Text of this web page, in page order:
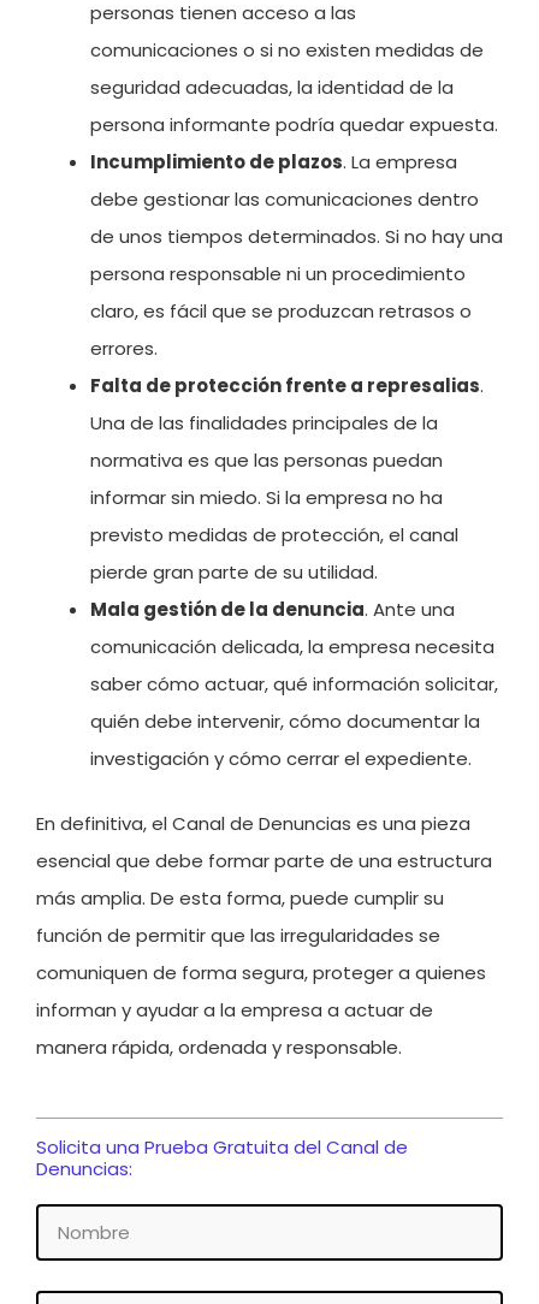
personas tienen acceso a las
comunicaciones o si no existen medidas de
seguridad adecuadas, la identidad de la
persona informante podría quedar expuesta.
Incumplimiento de plazos. La empresa
debe gestionar las comunicaciones dentro
de unos tiempos determinados. Si no hay una
persona responsable ni un procedimiento
claro, es fácil que se produzcan retrasos o
errores.
Falta de protección frente a represalias.
Una de las finalidades principales de la
normativa es que las personas puedan
informar sin miedo. Si la empresa no ha
previsto medidas de protección, el canal
pierde gran parte de su utilidad.
Mala gestión de la denuncia. Ante una
comunicación delicada, la empresa necesita
saber cómo actuar, qué información solicitar,
quién debe intervenir, cómo documentar la
investigación y cómo cerrar el expediente.
En definitiva, el Canal de Denuncias es una pieza
esencial que debe formar parte de una estructura
más amplia. De esta forma, puede cumplir su
función de permitir que las irregularidades se
comuniquen de forma segura, proteger a quienes
informan y ayudar a la empresa a actuar de
manera rápida, ordenada y responsable.
Solicita una Prueba Gratuita del Canal de
Denuncias:
Nombre